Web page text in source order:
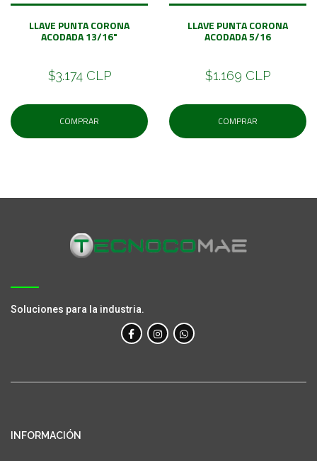
LLAVE PUNTA CORONA
ACODADA 13/16"
$3.174 CLP
COMPRAR
LLAVE PUNTA CORONA
ACODADA 5/16
$1.169 CLP
COMPRAR
Soluciones para la industria.
INFORMACIÓN